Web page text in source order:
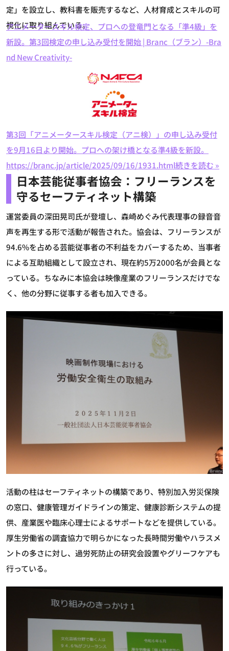
定」を設立し、教科書を販売するなど、人材育成とスキルの可
視化に取り組んでいる。
アニメータースキル検定、プロへの登竜門となる「準4級」を
新設。第3回検定の申し込み受付を開始 | Branc（ブラン）-Bra
nd New Creativity-
第3回「アニメータースキル検定（アニ検）」の申し込み受付
を9月16日より開始。プロへの架け橋となる準4級を新設。
https://branc.jp/article/2025/09/16/1931.html続きを読む »
日本芸能従事者協会：フリーランスを
守るセーフティネット構築
運営委員の深田晃司氏が登壇し、森崎めぐみ代表理事の録音音
声を再生する形で活動が報告された。協会は、フリーランスが
94.6%を占める芸能従事者の不利益をカバーするため、当事者
による互助組織として設立され、現在約5万2000名が会員とな
っている。ちなみに本協会は映像産業のフリーランスだけでな
く、他の分野に従事する者も加入できる。
活動の柱はセーフティネットの構築であり、特別加入労災保険
の窓口、健康管理ガイドラインの策定、健康診断システムの提
供、産業医や臨床心理士によるサポートなどを提供している。
厚生労働省の調査協力で明らかになった長時間労働やハラスメ
ントの多さに対し、過労死防止の研究会設置やグリーフケアも
行っている。